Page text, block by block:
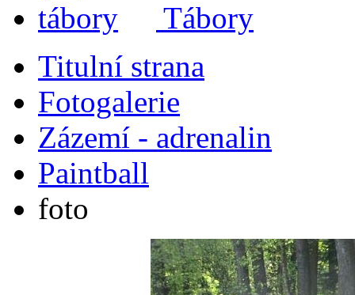
Tábory
Titulní strana
Fotogalerie
Zázemí - adrenalin
Paintball
foto